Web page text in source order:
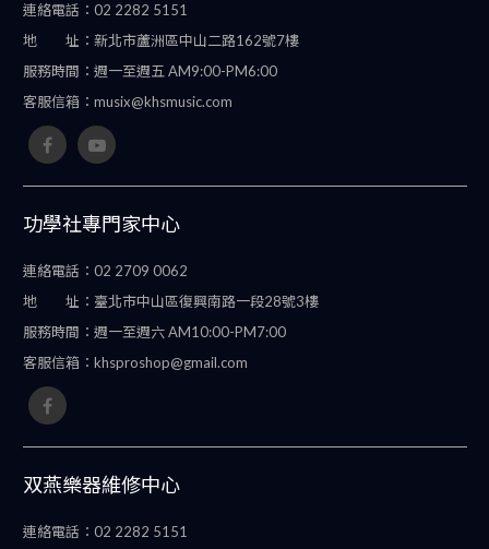
連絡電話： 02 2282 5151
地 址： 新北市蘆洲區中山二路162號7樓
服務時間： 週一至週五 AM9:00-PM6:00
客服信箱： musix@khsmusic.com
功學社專門家中心
連絡電話： 02 2709 0062
地 址： 臺北市中山區復興南路一段28號3樓
服務時間： 週一至週六 AM10:00-PM7:00
客服信箱： khsproshop@gmail.com
双燕樂器維修中心
連絡電話： 02 2282 5151